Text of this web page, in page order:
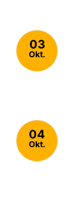
03
Okt.
04
Okt.